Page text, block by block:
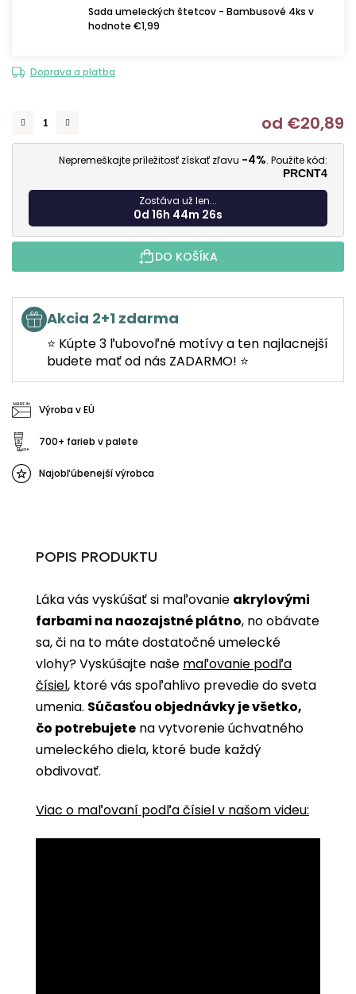
Sada umeleckých štetcov - Bambusové 4ks v
hodnote €1,99
Doprava a platba
od €20,89
Nepremeškajte príležitosť získať zľavu -4%. Použite kód:
PRCNT4
Zostáva už len...
0d 16h 44m 25s
DO KOŠÍKA
Akcia 2+1 zdarma
⭐ Kúpte 3 ľubovoľné motívy a ten najlacnejší
budete mať od nás ZADARMO! ⭐
Výroba v EÚ
700+ farieb v palete
Najobľúbenejší výrobca
POPIS PRODUKTU
Láka vás vyskúšať si maľovanie akrylovými
farbami na naozajstné plátno, no obávate
sa, či na to máte dostatočné umelecké
vlohy? Vyskúšajte naše maľovanie podľa
čísiel, ktoré vás spoľahlivo prevedie do sveta
umenia. Súčasťou objednávky je všetko,
čo potrebujete na vytvorenie úchvatného
umeleckého diela, ktoré bude každý
obdivovať.
Viac o maľovaní podľa čísiel v našom videu: